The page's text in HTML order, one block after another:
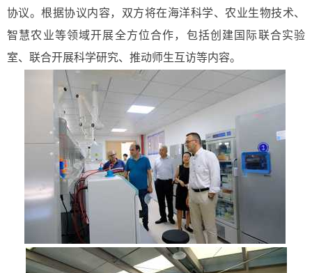
协议。根据协议内容，双方将在海洋科学、农业生物技术、
智慧农业等领域开展全方位合作， 包括创建 国际联合实验
室、 联合开展科学研究、 推动师生互访等内容。